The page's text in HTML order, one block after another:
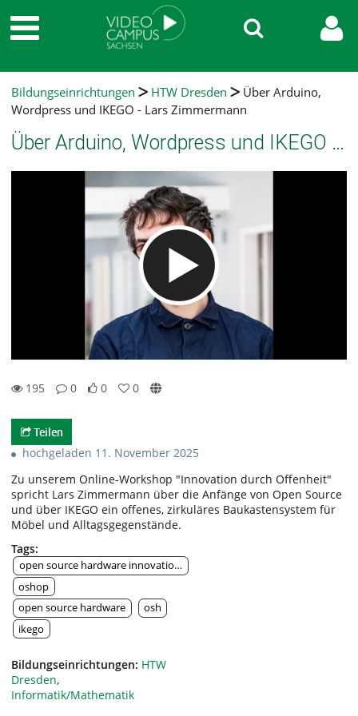
Bildungseinrichtungen HTW Dresden
Über Arduino,
Wordpress und IKEGO - Lars Zimmermann
Über Arduino, Wordpress und IKEGO - Lars Zimmermann
195
0
0
0
Teilen
hochgeladen 11. November 2025
Zu unserem Online-Workshop "Innovation durch Offenheit"
spricht Lars Zimmermann über die Anfänge von Open Source
und über IKEGO ein offenes, zirkuläres Baukastensystem für
Möbel und Alltagsgegenstände.
Tags:
open source hardware innovation platform
oshop
open source hardware
osh
ikego
Bildungseinrichtungen: HTW
Dresden,
Informatik/Mathematik